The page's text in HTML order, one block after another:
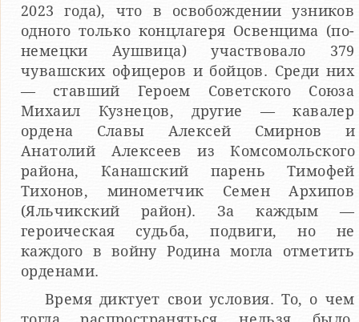
2023 года), что в освобождении узников
одного только концлагеря Освенцима (по-
немецки Аушвица) участвовало 379
чувашских офицеров и бойцов. Среди них
— ставший Героем Советского Союза
Михаил Кузнецов, другие — кавалер
ордена Славы Алексей Смирнов и
Анатолий Алексеев из Комсомольского
района, Канашский парень Тимофей
Тихонов, минометчик Семен Архипов
(Яльчикский район). За каждым —
героическая судьба, подвиги, но не
каждого в войну Родина могла отметить
орденами.
Время диктует свои условия. То, о чем